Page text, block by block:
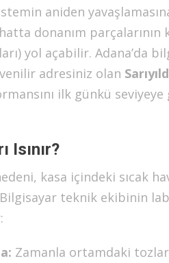
aniden
donanım parçalarının
yol açabilir. Adana’da
adresiniz olan
ilk günkü
Isınır?
kasa içindeki sıcak
teknik ekibinin
Zamanla ortamdaki